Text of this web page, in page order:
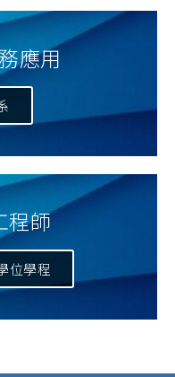
應用
程師
位學程